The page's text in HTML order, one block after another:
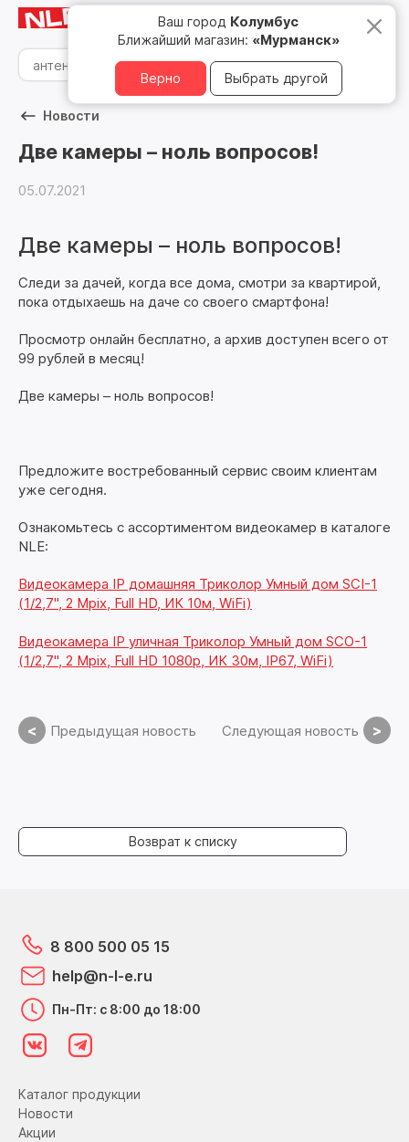
Мурманск
Ваш город Колумбус
Ближайший магазин: «Мурманск»
Верно Выбрать другой
8 800 500 05 15
Новости
Две камеры – ноль вопросов!
05.07.2021
Две камеры – ноль вопросов!
Следи за дачей, когда все дома, смотри за квартирой,
пока отдыхаешь на даче со своего смартфона!
Просмотр онлайн бесплатно, а архив доступен всего от
99 рублей в месяц!
Две камеры – ноль вопросов!
Предложите востребованный сервис своим клиентам
уже сегодня.
Ознакомьтесь с ассортиментом видеокамер в каталоге
NLE:
Видеокамера IP домашняя Триколор Умный дом SCI-1
(1/2,7", 2 Mpix, Full HD, ИК 10м, WiFi)
Видеокамера IP уличная Триколор Умный дом SCO-1
(1/2,7", 2 Mpix, Full HD 1080p, ИК 30м, IP67, WiFi)
< Предыдущая новость Следующая новость >
Возврат к списку
Каталог продукции
Новости
Акции
8 800 500 05 15
help@n-l-e.ru
Пн-Пт: с 8:00 до 18:00